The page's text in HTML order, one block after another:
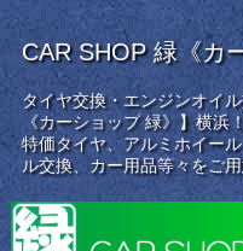
CAR SHOP 緑《カ
タイヤ交換・エンジンオイ
《カーショップ 緑》】横浜
特価タイヤ、アルミホイー
ル交換、カー用品等々をご用